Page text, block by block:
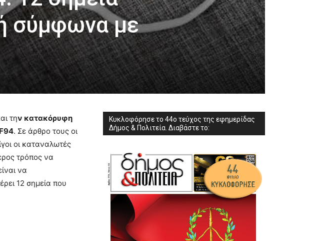
σύμφωνα με
την κατακόρυφη
. Σε άρθρο τους οι
οι καταναλωτές
τρόπος να
να
12 σημεία που
Κυκλοφόρησε το 44ο τεύχος της εφημερίδας
Δήμος & Πολιτεία. Διαβάστε το: